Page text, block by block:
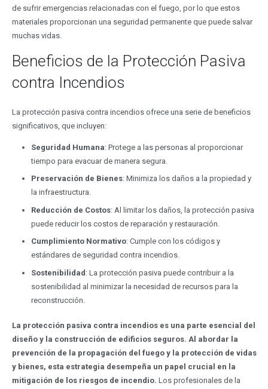
de sufrir emergencias relacionadas con el fuego, por lo que estos
materiales proporcionan una seguridad permanente que puede salvar
muchas vidas.
Beneficios de la Protección Pasiva
contra Incendios
La protección pasiva contra incendios ofrece una serie de beneficios
significativos, que incluyen:
Seguridad Humana: Protege a las personas al proporcionar
tiempo para evacuar de manera segura.
Preservación de Bienes: Minimiza los daños a la propiedad y
la infraestructura.
Reducción de Costos: Al limitar los daños, la protección pasiva
puede reducir los costos de reparación y restauración.
Cumplimiento Normativo: Cumple con los códigos y
estándares de seguridad contra incendios.
Sostenibilidad : La protección pasiva puede contribuir a la
sostenibilidad al minimizar la necesidad de recursos para la
reconstrucción.
La protección pasiva contra incendios es una parte esencial del
diseño y la construcción de edificios seguros. Al abordar la
prevención de la propagación del fuego y la protección de vidas
y bienes, esta estrategia desempeña un papel crucial en la
mitigación de los riesgos de incendio. Los profesionales de la